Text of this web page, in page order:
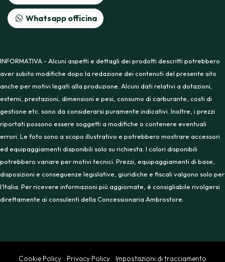
Whatsapp officina
INFORMATIVA - Alcuni aspetti e dettagli dei prodotti descritti potrebbero
aver subito modifiche dopo la redazione dei contenuti del presente sito
anche per motivi legati alla produzione. Alcuni dati relativi a dotazioni,
esterni, prestazioni, dimensioni e pesi, consumo di carburante, costi di
gestione etc. sono da considerarsi puramente indicativi. Inoltre, i prezzi
riportati possono essere soggetti a modifiche o contenere eventuali
errori. Le foto sono a scopo illustrativo e potrebbero mostrare accessori
ed equipaggiamenti disponibili solo su richiesta. I colori disponibili
potrebbero variare per motivi tecnici. Prezzi, equipaggiamenti di base,
disposizioni e conseguenze legislative, giuridiche e fiscali valgono solo per
l’Italia. Per ricevere informazioni più aggiornate, è consigliabile rivolgersi
direttamente ai consulenti della Concessionaria Ambrostore.
Cookie Policy Privacy Policy Impostazioni di tracciamento